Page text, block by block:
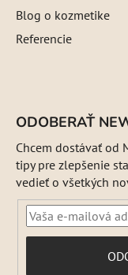
Blog o kozmetike
Referencie
ODOBERAŤ
Chcem dostávať od
tipy pre zlepšenie
vedieť o všetkých